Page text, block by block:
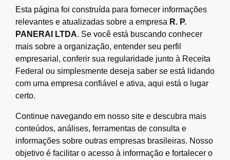
Esta página foi construída para fornecer informações
relevantes e atualizadas sobre a empresa R. P.
PANERAI LTDA. Se você está buscando conhecer
mais sobre a organização, entender seu perfil
empresarial, conferir sua regularidade junto à Receita
Federal ou simplesmente deseja saber se está lidando
com uma empresa confiável e ativa, aqui está o lugar
certo.
Continue navegando em nosso site e descubra mais
conteúdos, análises, ferramentas de consulta e
informações sobre outras empresas brasileiras. Nosso
objetivo é facilitar o acesso à informação e fortalecer o